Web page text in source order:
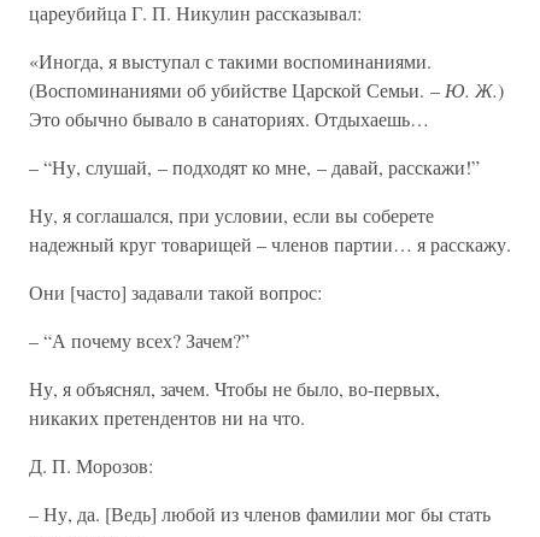
цареубийца Г. П. Никулин рассказывал:
«Иногда, я выступал с такими воспоминаниями.
(Воспоминаниями об убийстве Царской Семьи. – Ю. Ж.)
Это обычно бывало в санаториях. Отдыхаешь…
– “Ну, слушай, – подходят ко мне, – давай, расскажи!”
Ну, я соглашался, при условии, если вы соберете
надежный круг товарищей – членов партии… я расскажу.
Они [часто] задавали такой вопрос:
– “А почему всех? Зачем?”
Ну, я объяснял, зачем. Чтобы не было, во-первых,
никаких претендентов ни на что.
Д. П. Морозов:
– Ну, да. [Ведь] любой из членов фамилии мог бы стать